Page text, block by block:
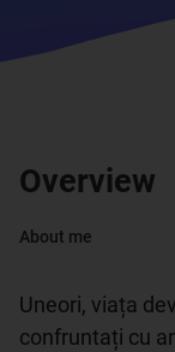
Overview
About me
Uneori, viața
confruntați cu